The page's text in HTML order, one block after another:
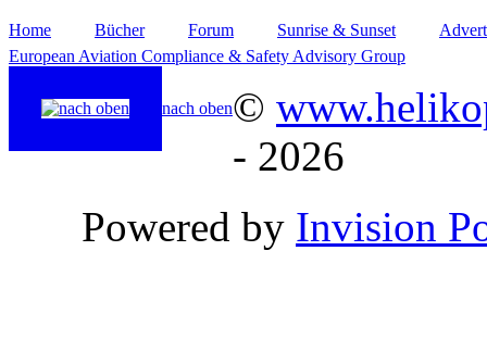
Home Bücher Forum Sunrise & Sunset
European Aviation Compliance & Safety Advisory Group
nach oben©
- 2026
Powered by Invision